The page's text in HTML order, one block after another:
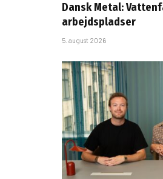
Dansk Metal:
arbejdspladser
5. august 2026